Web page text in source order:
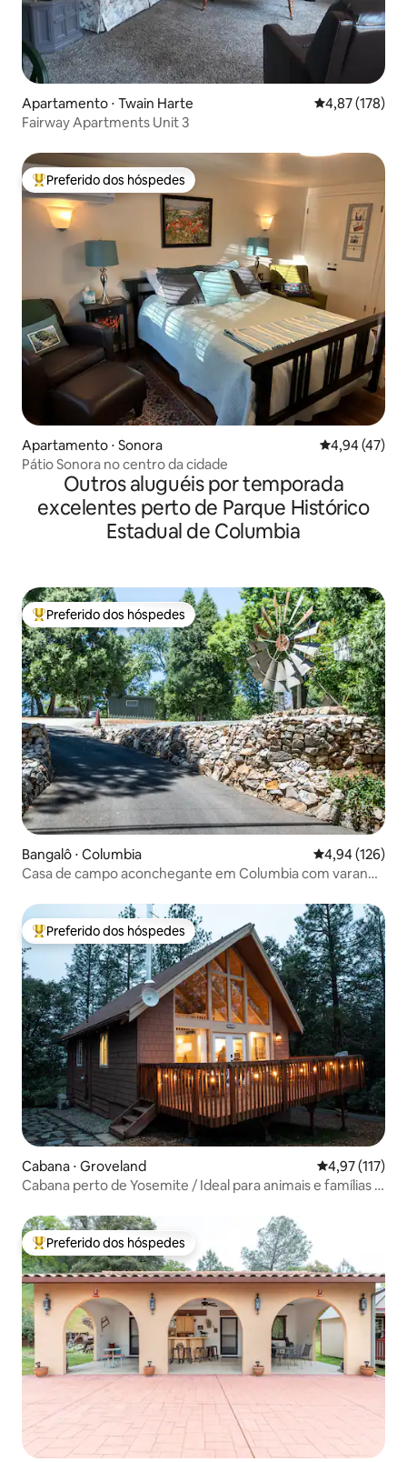
Apartamento ⋅ Twain Harte 4,87 de uma
4,87 (178)
Fairway Apartments Unit 3
Entre os melhores preferidos dos hóspedes
Preferido dos hóspedes
Apartamento ⋅ Sonora 4,94 de uma
4,94 (47)
Pátio Sonora no centro da cidade
Outros aluguéis por temporada
excelentes perto de Parque Histórico
Estadual de Columbia
Entre os melhores preferidos dos hóspedes
Preferido dos hóspedes
Bangalô ⋅ Columbia 4,94 de uma
4,94 (126)
Casa de campo aconchegante em Columbia com varanda
Entre os melhores preferidos dos hóspedes
Preferido dos hóspedes
Cabana ⋅ Groveland 4,97 de uma
4,97 (117)
Cabana perto de Yosemite / Ideal para animais e famílias /
Entre os melhores preferidos dos hóspedes
Preferido dos hóspedes